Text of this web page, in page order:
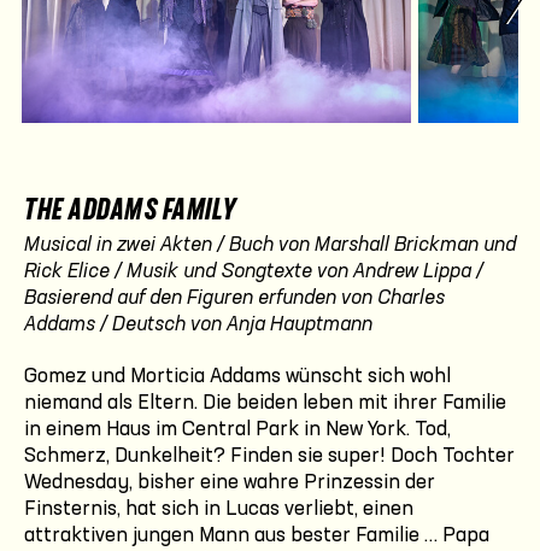
THE ADDAMS FAMILY
Musical in zwei Akten / Buch von Marshall Brickman und
Rick Elice / Musik und Songtexte von Andrew Lippa /
Basierend auf den Figuren erfunden von Charles
Addams / Deutsch von Anja Hauptmann
Gomez und Morticia Addams wünscht sich wohl
niemand als Eltern. Die beiden leben mit ihrer Familie
in einem Haus im Central Park in New York. Tod,
Schmerz, Dunkelheit? Finden sie super! Doch Tochter
Wednesday, bisher eine wahre Prinzessin der
Finsternis, hat sich in Lucas verliebt, einen
attraktiven jungen Mann aus bester Familie … Papa